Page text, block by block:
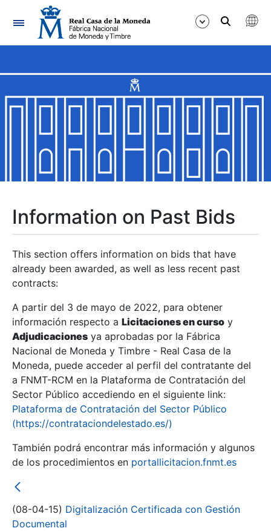
Navigation
Show/Hide
Show/Hide
Show/Hide
Show/Hide
Show/Hide
Show/Hide
Information on Past Bids
This section offers information on bids that have
already been awarded, as well as less recent past
contracts:
A partir del 3 de mayo de 2022, para obtener
información respecto a Licitaciones en curso y
Adjudicaciones ya aprobadas por la Fábrica
Nacional de Moneda y Timbre - Real Casa de la
Moneda, puede acceder al perfil del contratante del
a FNMT-RCM en la Plataforma de Contratación del
Sector Público accediendo en el siguiente link:
Plataforma de Contratación del Sector Público
(https://contrataciondelestado.es/)
También podrá encontrar más información y algunos
de los procedimientos en portallicitacion.fnmt.es
(08-04-15) Digitalización Certificada con Gestión
Documental